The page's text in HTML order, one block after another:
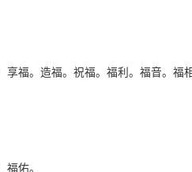
享福。造福。祝福。福利。福音。
佑。